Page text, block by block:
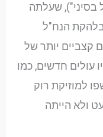
הנח"ל בסיני"), שעלתה
בלהקת הנח"ל
קצביים יותר של
עולים חדשים, כמו
למוזיקת רוק
ולא הייתה